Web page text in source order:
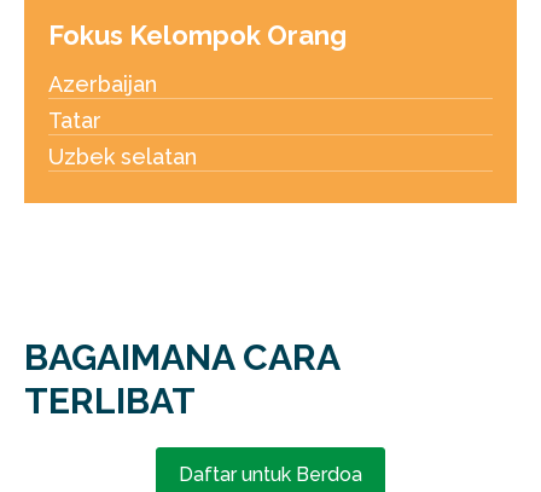
Fokus Kelompok Orang
Azerbaijan
Tatar
Uzbek selatan
BAGAIMANA CARA
TERLIBAT
Daftar untuk Berdoa